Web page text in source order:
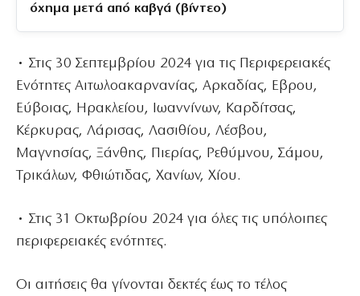
όχημα μετά από καβγά (βίντεο)
• Στις 30 Σεπτεμβρίου 2024 για τις Περιφερειακές
Ενότητες Αιτωλοακαρνανίας, Αρκαδίας, Εβρου,
Εύβοιας, Ηρακλείου, Ιωαννίνων, Καρδίτσας,
Κέρκυρας, Λάρισας, Λασιθίου, Λέσβου,
Μαγνησίας, Ξάνθης, Πιερίας, Ρεθύμνου, Σάμου,
Τρικάλων, Φθιώτιδας, Χανίων, Χίου.
• Στις 31 Οκτωβρίου 2024 για όλες τις υπόλοιπες
περιφερειακές ενότητες.
Οι αιτήσεις θα γίνονται δεκτές έως το τέλος